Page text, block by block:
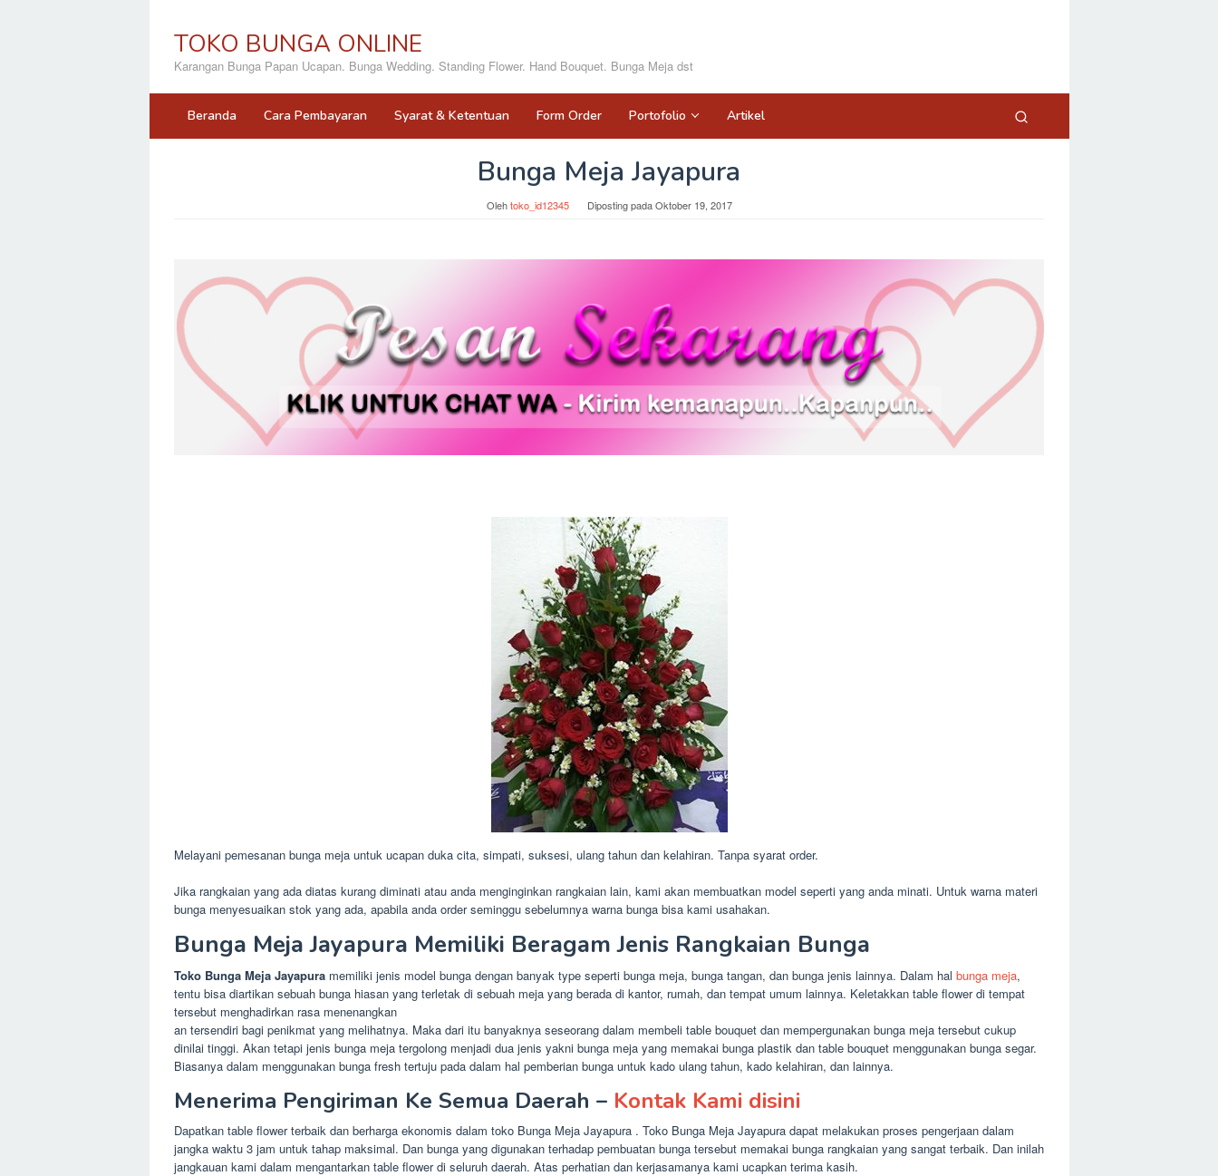
TOKO BUNGA ONLINE
Karangan Bunga Papan Ucapan. Bunga Wedding. Standing Flower. Hand Bouquet. Bunga Meja dst
Beranda Cara Pembayaran Syarat & Ketentuan Form Order Portofolio Artikel
Bunga Meja Jayapura
Olehtoko_id12345 Diposting padaOktober 19, 2017
Melayani pemesanan bunga meja untuk ucapan duka cita, simpati, suksesi, ulang tahun dan kelahiran. Tanpa syarat order.
Jika rangkaian yang ada diatas kurang diminati atau anda menginginkan rangkaian lain, kami akan membuatkan model seperti yang anda minati. Untuk warna materi
bunga menyesuaikan stok yang ada, apabila anda order seminggu sebelumnya warna bunga bisa kami usahakan.
Bunga Meja Jayapura Memiliki Beragam Jenis Rangkaian Bunga
Toko Bunga Meja Jayapura memiliki jenis model bunga dengan banyak type seperti bunga meja, bunga tangan, dan bunga jenis lainnya. Dalam hal bunga meja,
tentu bisa diartikan sebuah bunga hiasan yang terletak di sebuah meja yang berada di kantor, rumah, dan tempat umum lainnya. Keletakkan table flower di tempat
tersebut menghadirkan rasa menenangkan
an tersendiri bagi penikmat yang melihatnya. Maka dari itu banyaknya seseorang dalam membeli table bouquet dan mempergunakan bunga meja tersebut cukup
dinilai tinggi. Akan tetapi jenis bunga meja tergolong menjadi dua jenis yakni bunga meja yang memakai bunga plastik dan table bouquet menggunakan bunga segar.
Biasanya dalam menggunakan bunga fresh tertuju pada dalam hal pemberian bunga untuk kado ulang tahun, kado kelahiran, dan lainnya.
Menerima Pengiriman Ke Semua Daerah – Kontak Kami disini
Dapatkan table flower terbaik dan berharga ekonomis dalam toko Bunga Meja Jayapura . Toko Bunga Meja Jayapura dapat melakukan proses pengerjaan dalam
jangka waktu 3 jam untuk tahap maksimal. Dan bunga yang digunakan terhadap pembuatan bunga tersebut memakai bunga rangkaian yang sangat terbaik. Dan inilah
jangkauan kami dalam mengantarkan table flower di seluruh daerah. Atas perhatian dan kerjasamanya kami ucapkan terima kasih.